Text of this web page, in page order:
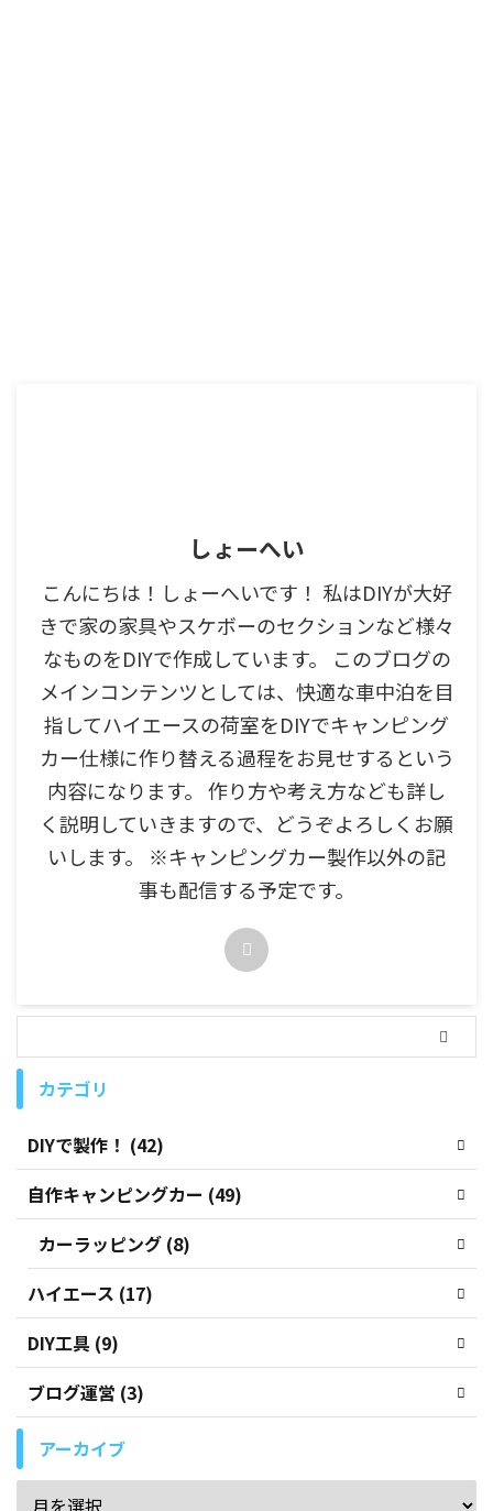
しょーへい
こんにちは！しょーへいです！ 私はDIYが大好
きで家の家具やスケボーのセクションなど様々
なものをDIYで作成しています。 このブログの
メインコンテンツとしては、快適な車中泊を目
指してハイエースの荷室をDIYでキャンピング
カー仕様に作り替える過程をお見せするという
内容になります。 作り方や考え方なども詳し
く説明していきますので、どうぞよろしくお願
いします。 ※キャンピングカー製作以外の記
事も配信する予定です。
カテゴリ
DIYで製作！ (42)
自作キャンピングカー (49)
カーラッピング (8)
ハイエース (17)
DIY工具 (9)
ブログ運営 (3)
アーカイブ